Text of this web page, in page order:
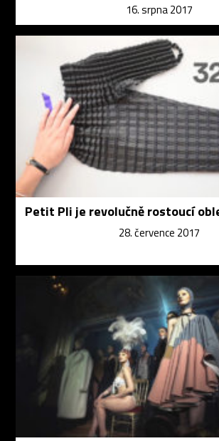
16. srpna 2017
Petit Pli je revolučně rostoucí
28. července 2017